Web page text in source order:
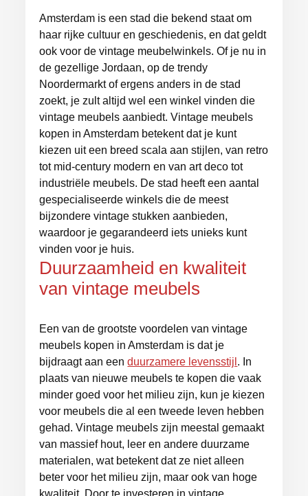
Amsterdam is een stad die bekend staat om
haar rijke cultuur en geschiedenis, en dat geldt
ook voor de vintage meubelwinkels. Of je nu in
de gezellige Jordaan, op de trendy
Noordermarkt of ergens anders in de stad
zoekt, je zult altijd wel een winkel vinden die
vintage meubels aanbiedt. Vintage meubels
kopen in Amsterdam betekent dat je kunt
kiezen uit een breed scala aan stijlen, van retro
tot mid-century modern en van art deco tot
industriële meubels. De stad heeft een aantal
gespecialiseerde winkels die de meest
bijzondere vintage stukken aanbieden,
waardoor je gegarandeerd iets unieks kunt
vinden voor je huis.
Duurzaamheid en kwaliteit
van vintage meubels
Een van de grootste voordelen van vintage
meubels kopen in Amsterdam is dat je
bijdraagt aan eenduurzamere levensstijl . In
plaats van nieuwe meubels te kopen die vaak
minder goed voor het milieu zijn, kun je kiezen
voor meubels die al een tweede leven hebben
gehad. Vintage meubels zijn meestal gemaakt
van massief hout, leer en andere duurzame
materialen, wat betekent dat ze niet alleen
beter voor het milieu zijn, maar ook van hoge
kwaliteit. Door te investeren in vintage